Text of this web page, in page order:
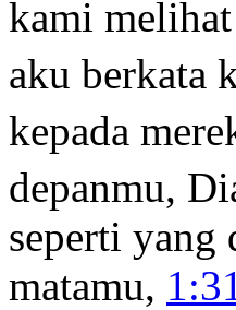
kami
aku berkata
kepada
depanmu,
seperti
matamu,